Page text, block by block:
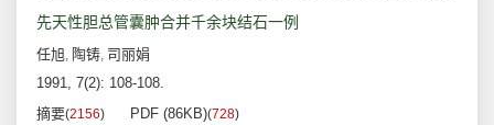
先天性胆总管囊肿合并千余块结石一例
任旭, 陶铸, 司丽娟
1991, 7(2): 108-108.
摘要(2156) PDF (86KB)(728)